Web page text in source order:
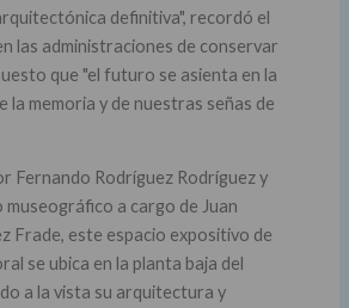
definitiva", recordó el
las administraciones de conservar
que "el futuro se asienta en la
la memoria y de nuestras señas de
Fernando Rodríguez Rodríguez y
a cargo de Juan
Frade, este espacio expositivo de
se ubica en la planta baja del
a la vista su arquitectura y